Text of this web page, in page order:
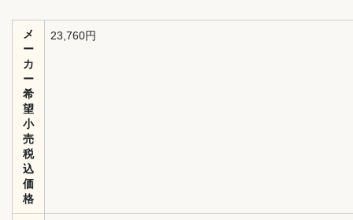
メ
ー
カ
ー
希
望
小
売
税
込
価
格
23,760円